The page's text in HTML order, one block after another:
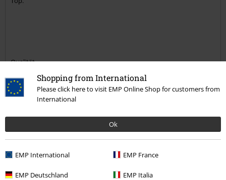
Shopping from International
Please click here to visit EMP Online Shop for customers from
International
Ok
EMP International EMP France
EMP Deutschland EMP Italia
Qualität
Design
5
Passform
perfekt
Länge
zu kurz
perfekt
Verifizierte Rezension